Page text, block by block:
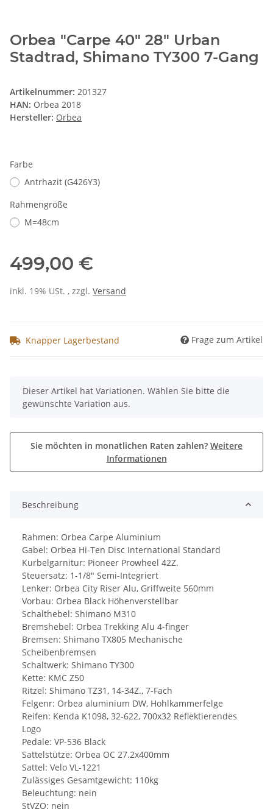
Orbea "Carpe 40" 28" Urban
Stadtrad, Shimano TY300 7-Gang
Artikelnummer: 201327
HAN: Orbea 2018
Hersteller: Orbea
Farbe
Antrhazit (G426Y3)
Rahmengröße
M=48cm
499,00 €
inkl. 19% USt. , zzgl. Versand
Knapper Lagerbestand Frage zum Artikel
x
Dieser Artikel hat Variationen. Wählen Sie bitte die
gewünschte Variation aus.
Sie möchten in monatlichen Raten zahlen? Weitere
Informationen
Beschreibung
Rahmen: Orbea Carpe Aluminium
Gabel: Orbea Hi-Ten Disc International Standard
Kurbelgarnitur: Pioneer Prowheel 42Z.
Steuersatz: 1-1/8" Semi-Integriert
Lenker: Orbea City Riser Alu, Griffweite 560mm
Vorbau: Orbea Black Höhenverstellbar
Schalthebel: Shimano M310
Bremshebel: Orbea Trekking Alu 4-finger
Bremsen: Shimano TX805 Mechanische
Scheibenbremsen
Schaltwerk: Shimano TY300
Kette: KMC Z50
Ritzel: Shimano TZ31, 14-34Z., 7-Fach
Felgenr: Orbea aluminium DW, Hohlkammerfelge
Reifen: Kenda K1098, 32-622, 700x32 Reflektierendes
Logo
Pedale: VP-536 Black
Sattelstütze: Orbea OC 27.2x400mm
Sattel: Velo VL-1221
Zulässiges Gesamtgewicht: 110kg
Beleuchtung: nein
StVZO: nein